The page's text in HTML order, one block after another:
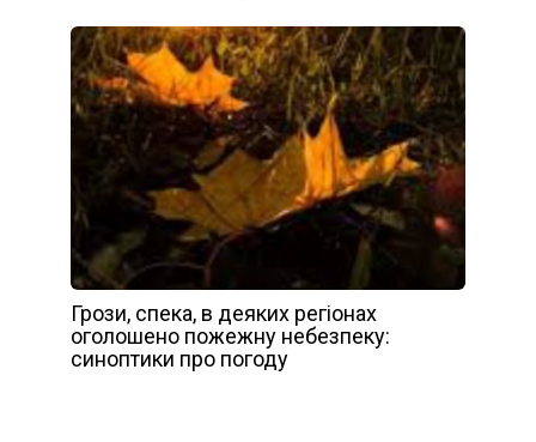
Грози, спека, в деяких регіонах
оголошено пожежну небезпеку:
синоптики про погоду